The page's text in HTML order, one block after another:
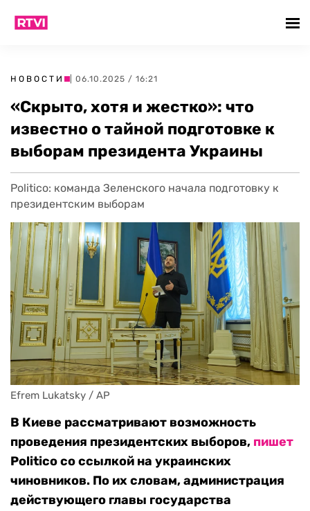
НОВОСТИ | 06.10.2025 / 16:21
«Скрыто, хотя и жестко»: что
известно о тайной подготовке к
выборам президента Украины
Politico: команда Зеленского начала подготовку к
президентским выборам
Efrem Lukatsky / AP
В Киеве рассматривают возможность
проведения президентских выборов, пишет
Politico со ссылкой на украинских
чиновников. По их словам, администрация
действующего главы государства